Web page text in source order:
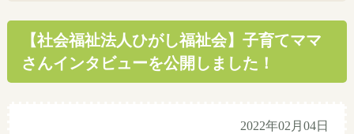
【社会福祉法人ひがし福祉会】子育てママ
さんインタビューを公開しました！
2022年02月04日